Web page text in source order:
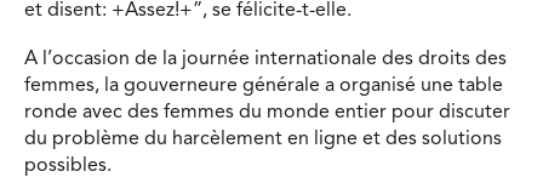
et disent: +Assez!+”, se félicite-t-elle.
A l’occasion de la journée internationale des droits des
femmes, la gouverneure générale a organisé une table
ronde avec des femmes du monde entier pour discuter
du problème du harcèlement en ligne et des solutions
possibles.